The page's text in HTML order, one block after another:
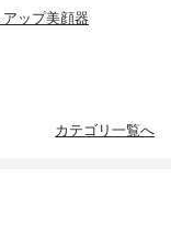
アップ美顔器
カテゴリ一覧へ